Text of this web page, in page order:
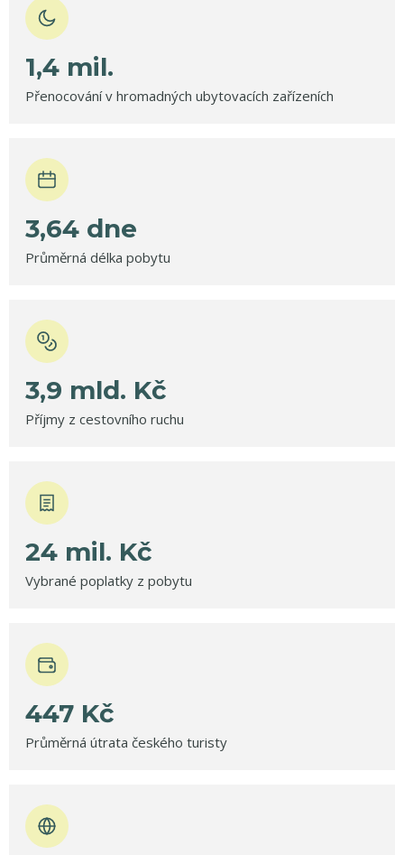
1,4 mil.
Přenocování v hromadných ubytovacích zařízeních
3,64 dne
Průměrná délka pobytu
3,9 mld. Kč
Příjmy z cestovního ruchu
24 mil. Kč
Vybrané poplatky z pobytu
447 Kč
Průměrná útrata českého turisty